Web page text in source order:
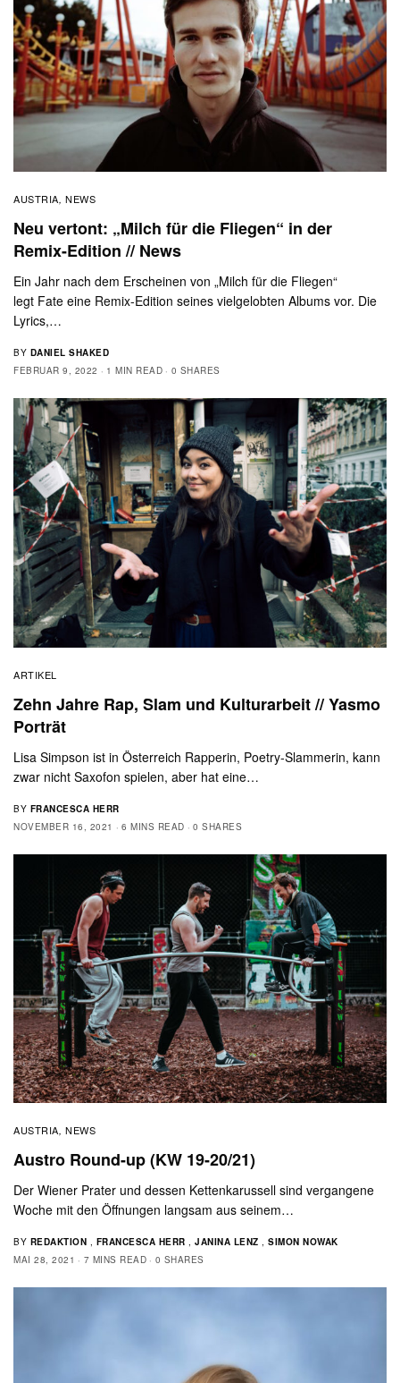
AUSTRIA, NEWS
Neu vertont: „Milch für die Fliegen“ in der
Remix-Edition // News
Ein Jahr nach dem Erscheinen von „Milch für die Fliegen“
legt Fate eine Remix-Edition seines vielgelobten Albums vor. Die
Lyrics,…
BY DANIEL SHAKED
FEBRUAR 9, 2022
1 MIN READ 0 SHARES
ARTIKEL
Zehn Jahre Rap, Slam und Kulturarbeit // Yasmo
Porträt
Lisa Simpson ist in Österreich Rapperin, Poetry-Slammerin, kann
zwar nicht Saxofon spielen, aber hat eine…
BY FRANCESCA HERR
NOVEMBER 16, 2021
6 MINS READ 0 SHARES
AUSTRIA, NEWS
Austro Round-up (KW 19-20/21)
Der Wiener Prater und dessen Kettenkarussell sind vergangene
Woche mit den Öffnungen langsam aus seinem…
BY REDAKTION , FRANCESCA HERR , JANINA LENZ , SIMON NOWAK
MAI 28, 2021
7 MINS READ 0 SHARES